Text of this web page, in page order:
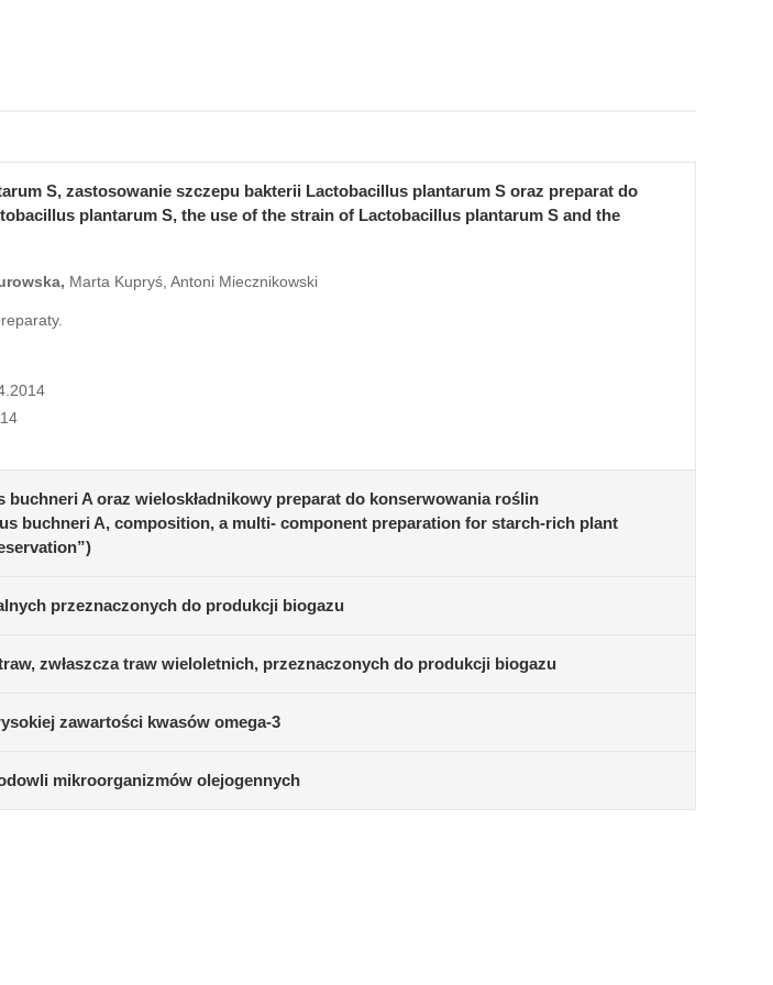
S, zastosowanie szczepu bakterii Lactobacillus plantarum S oraz preparat do
plantarum S, the use of the strain of Lactobacillus plantarum S and the
Marta Kupryś, Antoni Miecznikowski
A oraz wieloskładnikowy preparat do konserwowania roślin
buchneri A, composition, a multi- component preparation for starch-rich plant
przeznaczonych do produkcji biogazu
zwłaszcza traw wieloletnich, przeznaczonych do produkcji biogazu
zawartości kwasów omega-3
mikroorganizmów olejogennych